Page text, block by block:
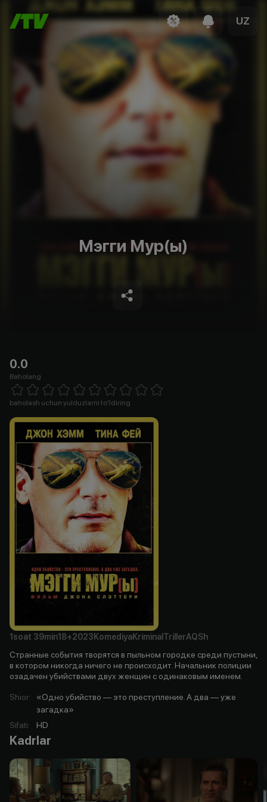
UZ
Мэгги Мур(ы)
0.0
Baholang
1 Star 2 Stars 3 Stars 4 Stars5 Stars 6 Stars7 Stars8 Stars
baholash uchun yulduzlarni to'ldiring
1soat 39min18+2023 KomediyaKriminal TrillerAQSh
Странные события творятся в пыльном городке среди пустыни,
в котором никогда ничего не происходит. Начальник полиции
озадачен убийствами двух женщин с одинаковым именем.
Shior:
«Одно убийство — это преступление. А два — уже
загадка»
Sifati: HD
Kadrlar